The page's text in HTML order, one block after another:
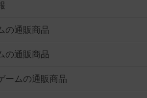
の通販商品
の通販商品
ームの通販商品